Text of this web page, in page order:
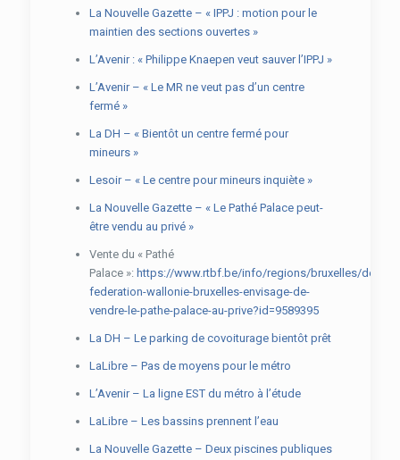
La Nouvelle Gazette – « IPPJ : motion pour le
maintien des sections ouvertes »
L’Avenir : « Philippe Knaepen veut sauver l’IPPJ »
L’Avenir – « Le MR ne veut pas d’un centre
fermé »
La DH – « Bientôt un centre fermé pour
mineurs »
Lesoir – « Le centre pour mineurs inquiète »
La Nouvelle Gazette – « Le Pathé Palace peut-
être vendu au privé »
Vente du « Pathé
Palace »: https://www.rtbf.be/info/regions/bruxelles/
federation-wallonie-bruxelles-envisage-de-
vendre-le-pathe-palace-au-prive?id=9589395
La DH – Le parking de covoiturage bientôt prêt
LaLibre – Pas de moyens pour le métro
L’Avenir – La ligne EST du métro à l’étude
LaLibre – Les bassins prennent l’eau
La Nouvelle Gazette – Deux piscines publiques